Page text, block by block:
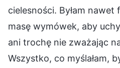
cielesności. Byłam nawet
masę wymówek, aby
ani trochę nie zważając
Wszystko, co myślałam,